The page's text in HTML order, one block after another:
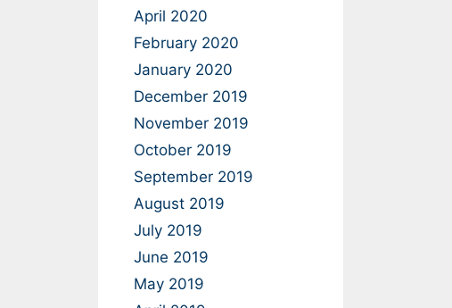
April 2020
February 2020
January 2020
December 2019
November 2019
October 2019
September 2019
August 2019
July 2019
June 2019
May 2019